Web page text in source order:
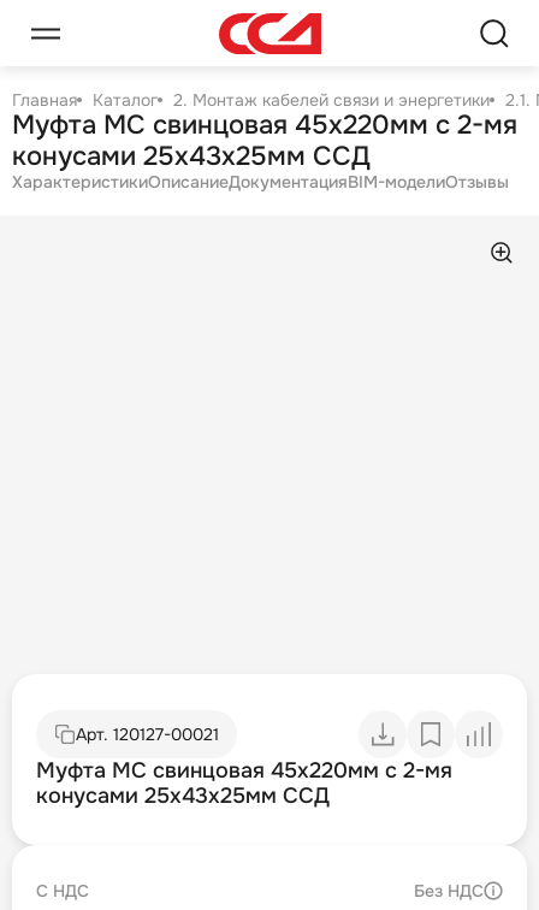
Главная Каталог 2. Монтаж кабелей связи и энергетики 2.1.
Муфта МС свинцовая 45х220мм с 2-мя
конусами 25х43х25мм ССД
ХарактеристикиОписаниеДокументацияBIM-моделиОтзывы
Арт. 120127-00021
Муфта МС свинцовая 45х220мм с 2-мя
конусами 25х43х25мм ССД
С НДС Без НДС